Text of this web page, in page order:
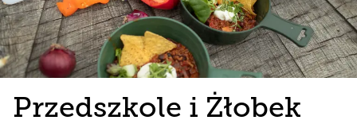
Przedszkole i Żłobek